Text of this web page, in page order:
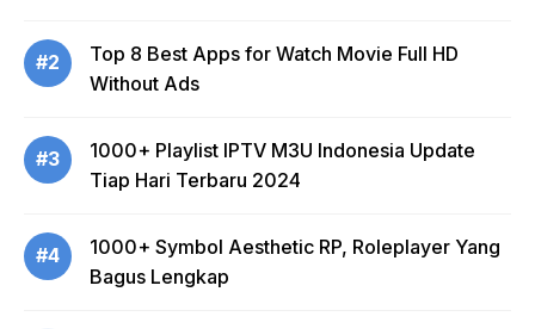
#2
Top 8 Best Apps for Watch Movie Full HD
Without Ads
#3
1000+ Playlist IPTV M3U Indonesia Update
Tiap Hari Terbaru 2024
#4
1000+ Symbol Aesthetic RP, Roleplayer Yang
Bagus Lengkap